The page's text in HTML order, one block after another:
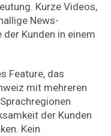
Kurze Videos,
News-
Kunden in einem
Feature, das
mit mehreren
der Kunden
Kein